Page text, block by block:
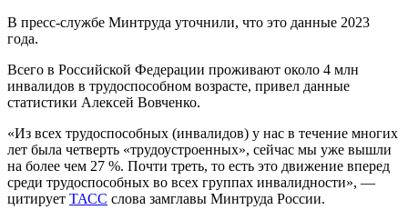
В пресс-службе Минтруда уточнили, что это данные 2023
года.
Всего в Российской Федерации проживают около 4 млн
инвалидов в трудоспособном возрасте, привел данные
статистики Алексей Вовченко.
«Из всех трудоспособных (инвалидов) у нас в течение многих
лет была четверть «трудоустроенных», сейчас мы уже вышли
на более чем 27 %. Почти треть, то есть это движение вперед
среди трудоспособных во всех группах инвалидности», —
цитирует ТАСС слова замглавы Минтруда России.